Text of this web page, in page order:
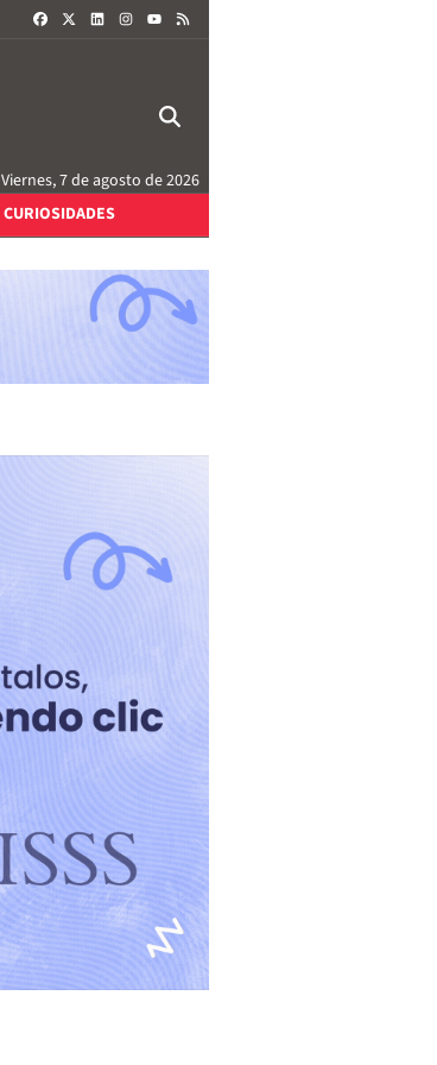
FACEBOOKLINKEDININSTAGRAM
Viernes, 7 de agosto de 2026
CURIOSIDADES